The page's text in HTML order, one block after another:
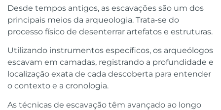
Desde tempos antigos, as escavações são um dos
principais meios da arqueologia. Trata-se do
processo físico de desenterrar artefatos e estruturas.
Utilizando instrumentos específicos, os arqueólogos
escavam em camadas, registrando a profundidade e
localização exata de cada descoberta para entender
o contexto e a cronologia.
As técnicas de escavação têm avançado ao longo